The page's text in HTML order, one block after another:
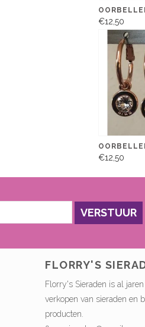
€12,50
€12,50
VERSTUUR
FLORRY'S
Florry's Sieraden is al
verkopen van sieraden en
producten.